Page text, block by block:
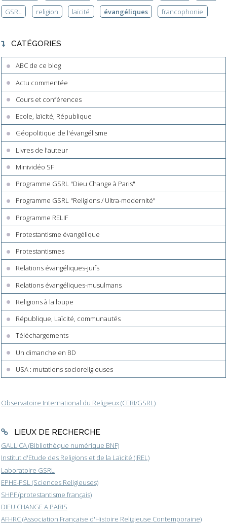
GSRL
religion laïcité évangéliques francophonie
CATÉGORIES
ABC de ce blog
Actu commentée
Cours et conférences
Ecole, laïcité, République
Géopolitique de l'évangélisme
Livres de l'auteur
Minividéo SF
Programme GSRL "Dieu Change à Paris"
Programme GSRL "Religions / Ultra-modernité"
Programme RELIF
Protestantisme évangélique
Protestantismes
Relations évangéliques-juifs
Relations évangéliques-musulmans
Religions à la loupe
République, Laïcité, communautés
Téléchargements
Un dimanche en BD
USA : mutations socioreligieuses
Observatoire International du Religieux (CERI/GSRL)
LIEUX DE RECHERCHE
GALLICA (Bibliothèque numérique BNF)
Institut d'Etude des Religions et de la Laïcité (IREL)
Laboratoire GSRL
EPHE-PSL (Sciences Religieuses)
SHPF (protestantisme français)
DIEU CHANGE A PARIS
AFHRC (Association Française d'Histoire Religieuse Contemporaine)